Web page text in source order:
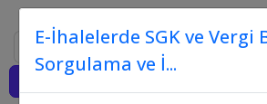
Ara
E-İhalelerde SGK ve Vergi
Sorgulama ve İ...